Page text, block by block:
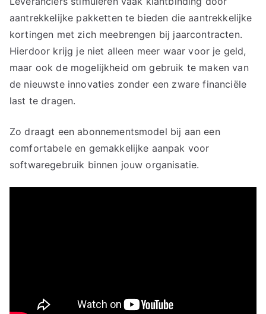
aantrekkelijke pakketten te bieden die aantrekkelijke
kortingen met zich meebrengen bij jaarcontracten.
Hierdoor krijg je niet alleen meer waar voor je geld,
maar ook de mogelijkheid om gebruik te maken van
de nieuwste innovaties zonder een zware financiële
last te dragen.
Zo draagt een abonnementsmodel bij aan een
comfortabele en gemakkelijke aanpak voor
softwaregebruik binnen jouw organisatie.